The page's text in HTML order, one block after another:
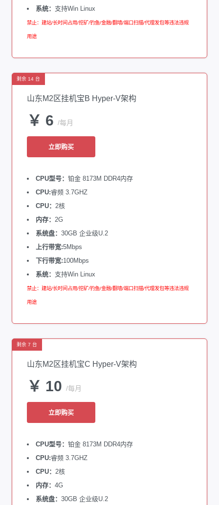
系统： 支持Win Linux
禁止：建站/长时间占用/挖矿/钓鱼/金融/翻墙/端口扫描/代理发包等违法违规
用途
剩余 14 台
山东M2区挂机宝B Hyper-V架构
￥ 6 /每月
立即购买
CPU型号： 铂金 8173M DDR4内存
CPU:睿频 3.7GHZ
CPU： 2核
内存： 2G
系统盘： 30GB 企业级U.2
上行带宽:5Mbps
下行带宽:100Mbps
系统： 支持Win Linux
禁止：建站/长时间占用/挖矿/钓鱼/金融/翻墙/端口扫描/代理发包等违法违规
用途
剩余 7 台
山东M2区挂机宝C Hyper-V架构
￥ 10 /每月
立即购买
CPU型号： 铂金 8173M DDR4内存
CPU:睿频 3.7GHZ
CPU： 2核
内存： 4G
系统盘： 30GB 企业级U.2